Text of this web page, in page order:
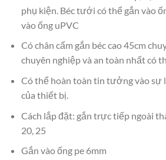
phụ kiện. Béc tưới có thể gắn vào
vào ống uPVC
Có chân cấm gắn béc cao 45cm
chuyên nghiệp và an toàn nhất có
Có thể hoàn toàn tin tưởng vào sự
của thiết bị.
Cách lắp đặt: gắn trực tiếp ngoài
20, 25
Gắn vào ống pe 6mm